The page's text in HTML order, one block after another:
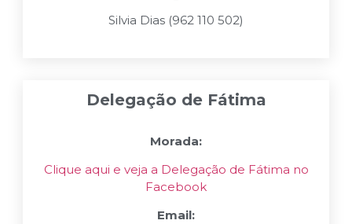
Silvia Dias (962 110 502)
Delegação de Fátima
Morada:
Clique aqui e veja a Delegação de Fátima no
Facebook
Email: